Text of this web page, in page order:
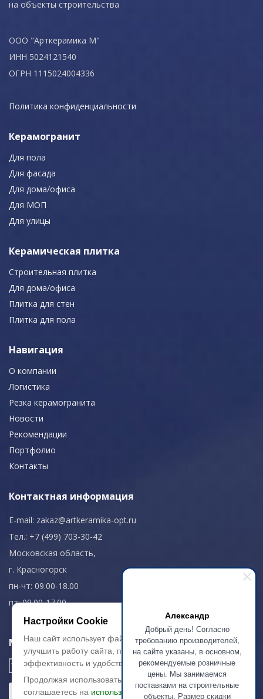
Александр
Добрый день! Согласно
требованию производителей,
на сайте указаны, в основном,
рекомендуемые розничные
цены. Мы занимаемся
поставками на строительные
объекты. Размер скидки
на объекты строительства
ООО "Арткерамика М"
ИНН 5024121540
ОГРН 1115024004336
Политика конфиденциальности
Керамогранит
Для пола
Для фасада
Для дома/офиса
Для МОП
Для улицы
Керамическая плитка
Строительная плитка
Для дома/офиса
Плитка для стен
Плитка для пола
Навигация
О компании
Логистика
Резка керамогранита
Новости
Рекомендации
Портфолио
Контакты
Контактная информация
E-mail: zakaz@artkeramika-opt.ru
Тел.: +7 (499) 703-30-42
Московская область,
г. Красногорск
пн-чт: 09.00-18.00
пт: 09.00-17.00
Мы в соц. сетях
Настройки Cookie
Наш сайт использует файлы cookie, чтобы
улучшить работу сайта, повысить его
эффективность и удобство.
Продолжая использовать сайт, вы
соглашаетесь на использование файлов